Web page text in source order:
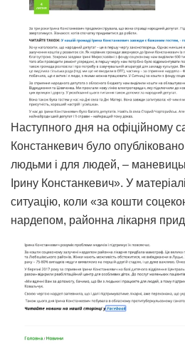
Наступного дня на офіційному
Констанкевич було
людьми і для людей, –
Ірину Констанкевич». У
ситуацію, коли «за кошти
нардепом, районна лікарня